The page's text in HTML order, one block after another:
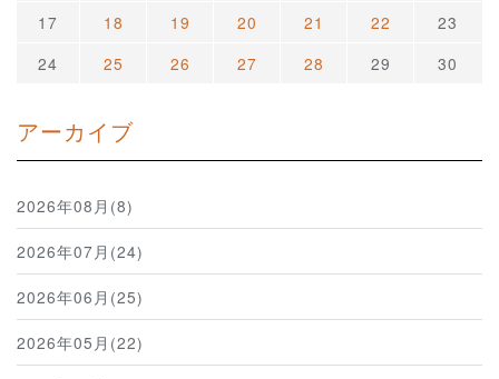
17
18 19 20 21 22
23
24
25 26 27 28 29 30
アーカイブ
2026年08月(8)
2026年07月(24)
2026年06月(25)
2026年05月(22)